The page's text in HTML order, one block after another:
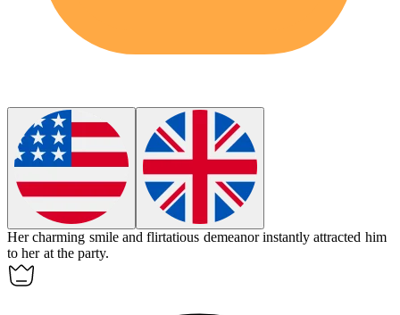
Her charming smile and flirtatious demeanor instantlyattracted him
to her at the party.